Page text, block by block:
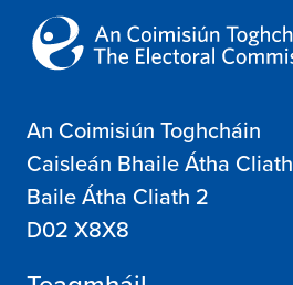
An Coimisiún Toghcháin
Caisleán Bhaile Átha Cliath
Baile Átha Cliath 2
D02 X8X8